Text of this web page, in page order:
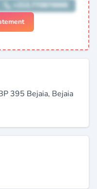
395 Bejaia, Bejaia